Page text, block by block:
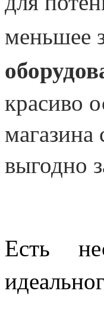
меньшее
красиво
выгодно
Есть